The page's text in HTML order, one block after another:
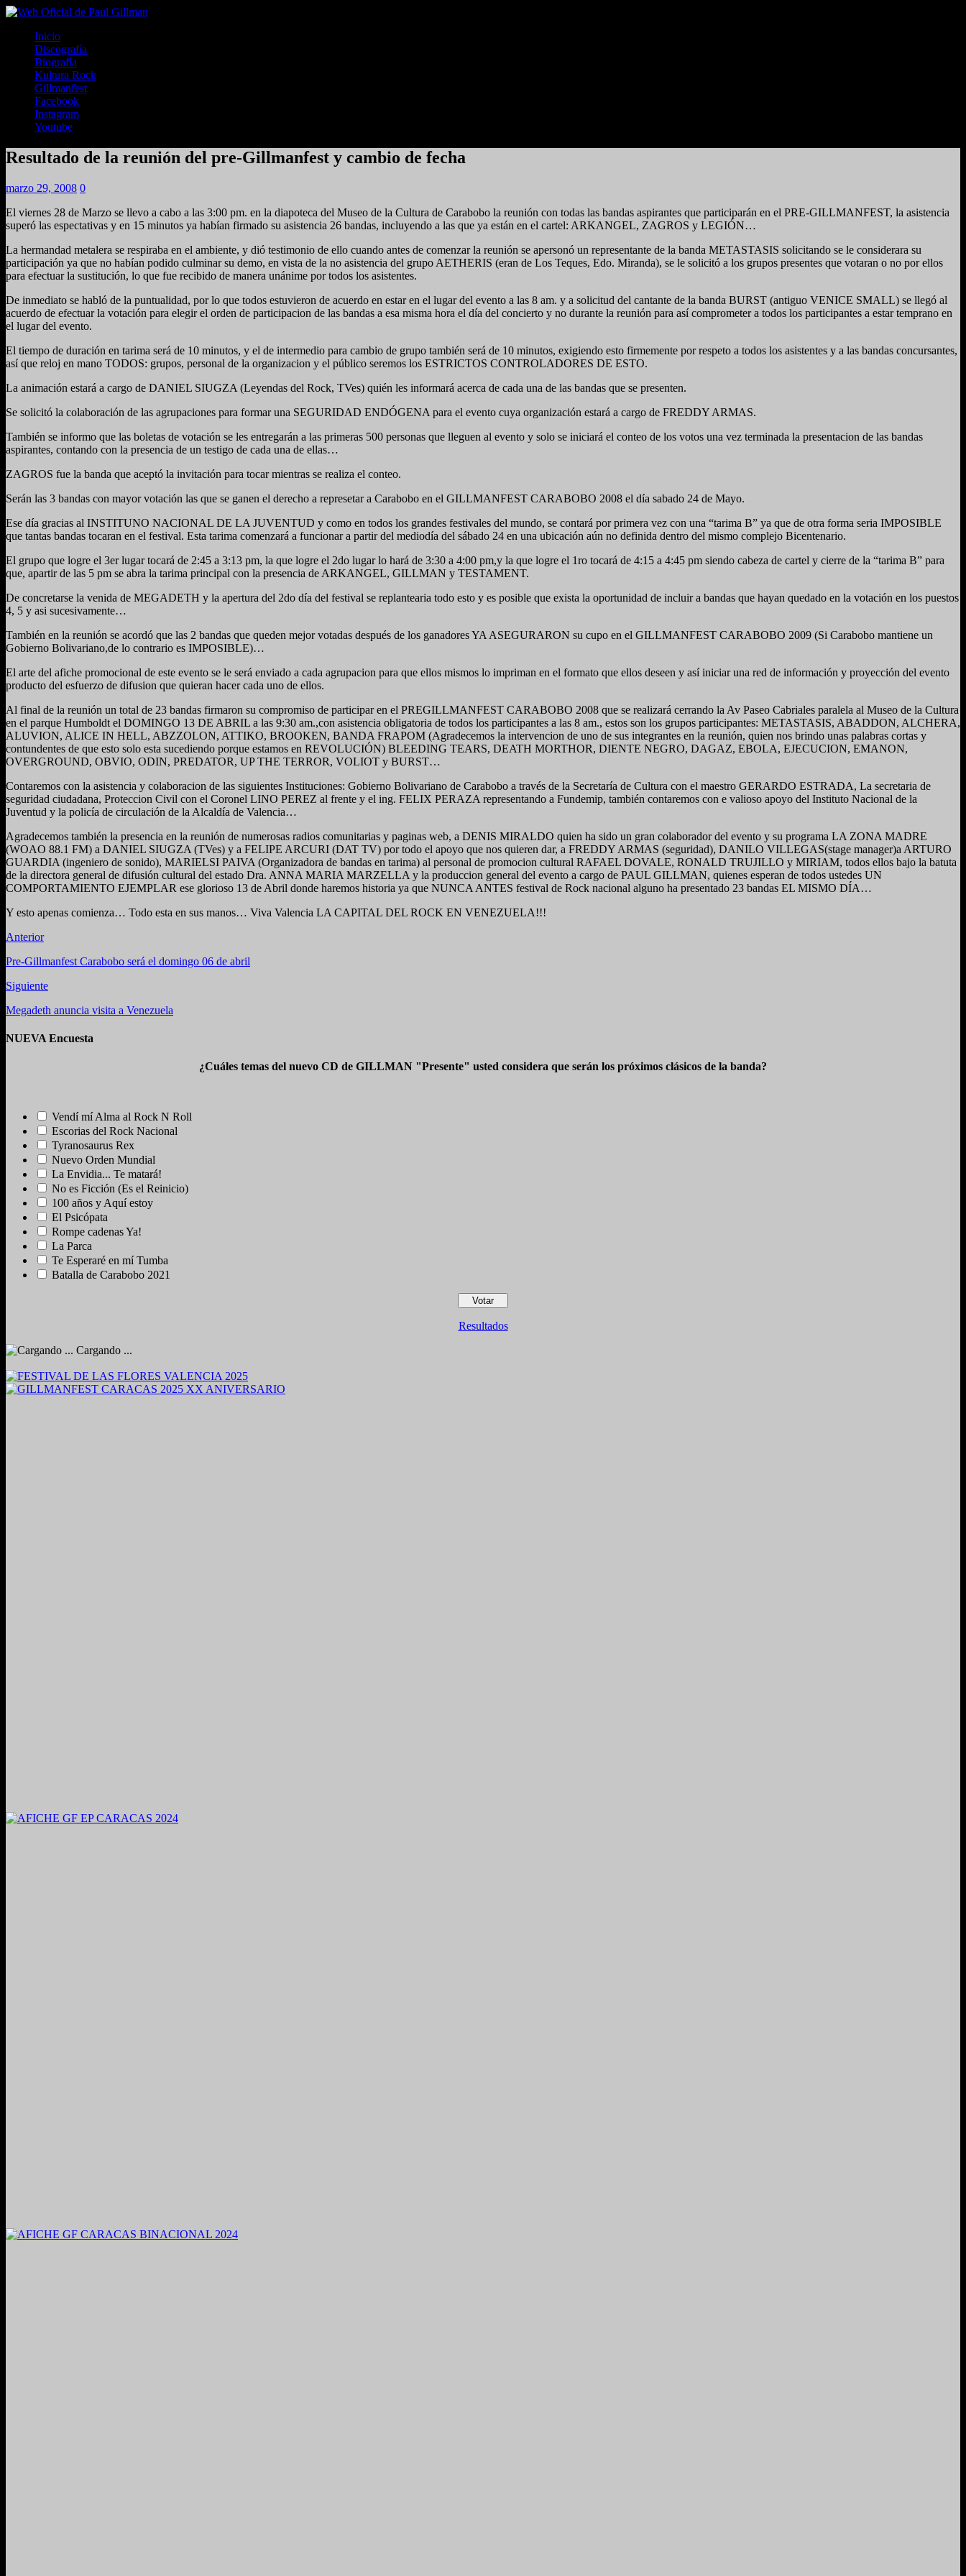
Inicio
Discografía
Biografía
Kultura Rock
Gillmanfest
Facebook
Instagram
Youtube
Resultado de la reunión del pre-Gillmanfest y cambio de fecha
marzo 29, 2008 0
El viernes 28 de Marzo se llevo a cabo a las 3:00 pm. en la diapoteca del Museo de la Cultura de Carabobo la reunión con todas las bandas aspirantes que participarán en el PRE-GILLMANFEST, la asistencia
superó las espectativas y en 15 minutos ya habían firmado su asistencia 26 bandas, incluyendo a las que ya están en el cartel: ARKANGEL, ZAGROS y LEGIÓN…
La hermandad metalera se respiraba en el ambiente, y dió testimonio de ello cuando antes de comenzar la reunión se apersonó un representante de la banda METASTASIS solicitando se le considerara su
participación ya que no habían podido culminar su demo, en vista de la no asistencia del grupo AETHERIS (eran de Los Teques, Edo. Miranda), se le solicitó a los grupos presentes que votaran o no por ellos
para efectuar la sustitución, lo que fue recibido de manera unánime por todos los asistentes.
De inmediato se habló de la puntualidad, por lo que todos estuvieron de acuerdo en estar en el lugar del evento a las 8 am. y a solicitud del cantante de la banda BURST (antiguo VENICE SMALL) se llegó al
acuerdo de efectuar la votación para elegir el orden de participacion de las bandas a esa misma hora el día del concierto y no durante la reunión para así comprometer a todos los participantes a estar temprano en
el lugar del evento.
El tiempo de duración en tarima será de 10 minutos, y el de intermedio para cambio de grupo también será de 10 minutos, exigiendo esto firmemente por respeto a todos los asistentes y a las bandas concursantes,
así que reloj en mano TODOS: grupos, personal de la organizacion y el público seremos los ESTRICTOS CONTROLADORES DE ESTO.
La animación estará a cargo de DANIEL SIUGZA (Leyendas del Rock, TVes) quién les informará acerca de cada una de las bandas que se presenten.
Se solicitó la colaboración de las agrupaciones para formar una SEGURIDAD ENDÓGENA para el evento cuya organización estará a cargo de FREDDY ARMAS.
También se informo que las boletas de votación se les entregarán a las primeras 500 personas que lleguen al evento y solo se iniciará el conteo de los votos una vez terminada la presentacion de las bandas
aspirantes, contando con la presencia de un testigo de cada una de ellas…
ZAGROS fue la banda que aceptó la invitación para tocar mientras se realiza el conteo.
Serán las 3 bandas con mayor votación las que se ganen el derecho a represetar a Carabobo en el GILLMANFEST CARABOBO 2008 el día sabado 24 de Mayo.
Ese día gracias al INSTITUNO NACIONAL DE LA JUVENTUD y como en todos los grandes festivales del mundo, se contará por primera vez con una “tarima B” ya que de otra forma seria IMPOSIBLE
que tantas bandas tocaran en el festival. Esta tarima comenzará a funcionar a partir del mediodía del sábado 24 en una ubicación aún no definida dentro del mismo complejo Bicentenario.
El grupo que logre el 3er lugar tocará de 2:45 a 3:13 pm, la que logre el 2do lugar lo hará de 3:30 a 4:00 pm,y la que logre el 1ro tocará de 4:15 a 4:45 pm siendo cabeza de cartel y cierre de la “tarima B” para
que, apartir de las 5 pm se abra la tarima principal con la presencia de ARKANGEL, GILLMAN y TESTAMENT.
De concretarse la venida de MEGADETH y la apertura del 2do día del festival se replantearia todo esto y es posible que exista la oportunidad de incluir a bandas que hayan quedado en la votación en los puestos
4, 5 y asi sucesivamente…
También en la reunión se acordó que las 2 bandas que queden mejor votadas después de los ganadores YA ASEGURARON su cupo en el GILLMANFEST CARABOBO 2009 (Si Carabobo mantiene un
Gobierno Bolivariano,de lo contrario es IMPOSIBLE)…
El arte del afiche promocional de este evento se le será enviado a cada agrupacion para que ellos mismos lo impriman en el formato que ellos deseen y así iniciar una red de información y proyección del evento
producto del esfuerzo de difusion que quieran hacer cada uno de ellos.
Al final de la reunión un total de 23 bandas firmaron su compromiso de participar en el PREGILLMANFEST CARABOBO 2008 que se realizará cerrando la Av Paseo Cabriales paralela al Museo de la Cultura
en el parque Humboldt el DOMINGO 13 DE ABRIL a las 9:30 am.,con asistencia obligatoria de todos los participantes a las 8 am., estos son los grupos participantes: METASTASIS, ABADDON, ALCHERA,
ALUVION, ALICE IN HELL, ABZZOLON, ATTIKO, BROOKEN, BANDA FRAPOM (Agradecemos la intervencion de uno de sus integrantes en la reunión, quien nos brindo unas palabras cortas y
contundentes de que esto solo esta sucediendo porque estamos en REVOLUCIÓN) BLEEDING TEARS, DEATH MORTHOR, DIENTE NEGRO, DAGAZ, EBOLA, EJECUCION, EMANON,
OVERGROUND, OBVIO, ODIN, PREDATOR, UP THE TERROR, VOLIOT y BURST…
Contaremos con la asistencia y colaboracion de las siguientes Instituciones: Gobierno Bolivariano de Carabobo a través de la Secretaría de Cultura con el maestro GERARDO ESTRADA, La secretaria de
seguridad ciudadana, Proteccion Civil con el Coronel LINO PEREZ al frente y el ing. FELIX PERAZA representando a Fundemip, también contaremos con e valioso apoyo del Instituto Nacional de la
Juventud y la policía de circulación de la Alcaldía de Valencia…
Agradecemos también la presencia en la reunión de numerosas radios comunitarias y paginas web, a DENIS MIRALDO quien ha sido un gran colaborador del evento y su programa LA ZONA MADRE
(WOAO 88.1 FM) a DANIEL SIUGZA (TVes) y a FELIPE ARCURI (DAT TV) por todo el apoyo que nos quieren dar, a FREDDY ARMAS (seguridad), DANILO VILLEGAS(stage manager)a ARTURO
GUARDIA (ingeniero de sonido), MARIELSI PAIVA (Organizadora de bandas en tarima) al personal de promocion cultural RAFAEL DOVALE, RONALD TRUJILLO y MIRIAM, todos ellos bajo la batuta
de la directora general de difusión cultural del estado Dra. ANNA MARIA MARZELLA y la produccion general del evento a cargo de PAUL GILLMAN, quienes esperan de todos ustedes UN
COMPORTAMIENTO EJEMPLAR ese glorioso 13 de Abril donde haremos historia ya que NUNCA ANTES festival de Rock nacional alguno ha presentado 23 bandas EL MISMO DÍA…
Y esto apenas comienza… Todo esta en sus manos… Viva Valencia LA CAPITAL DEL ROCK EN VENEZUELA!!!
Anterior
Pre-Gillmanfest Carabobo será el domingo 06 de abril
Siguiente
Megadeth anuncia visita a Venezuela
NUEVA Encuesta
¿Cuáles temas del nuevo CD de GILLMAN "Presente" usted considera que serán los próximos clásicos de la banda?
Vendí mí Alma al Rock N Roll
Escorias del Rock Nacional
Tyranosaurus Rex
Nuevo Orden Mundial
La Envidia... Te matará!
No es Ficción (Es el Reinicio)
100 años y Aquí estoy
El Psicópata
Rompe cadenas Ya!
La Parca
Te Esperaré en mí Tumba
Batalla de Carabobo 2021
Resultados
Cargando ...